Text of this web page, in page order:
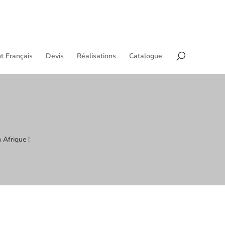
Français Devis Réalisations Catalogue
Afrique !